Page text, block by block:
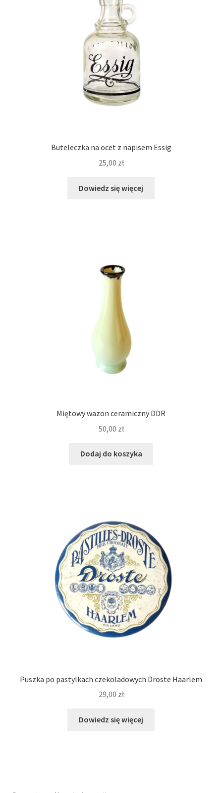
Buteleczka na ocet z napisem Essig
25,00 zł
Dowiedz się więcej
Miętowy wazon ceramiczny DDR
50,00 zł
Dodaj do koszyka
Puszka po pastylkach czekoladowych Droste Haarlem
29,00 zł
Dowiedz się więcej